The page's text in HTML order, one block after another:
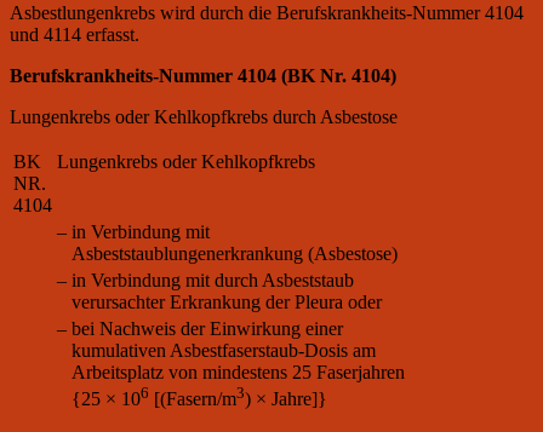
Asbestlungenkrebs wird durch die Berufskrankheits-Nummer 4104
und 4114 erfasst.
Berufskrankheits-Nummer 4104 (BK Nr. 4104)
Lungenkrebs oder Kehlkopfkrebs durch Asbestose
BK
NR.
4104
Lungenkrebs oder Kehlkopfkrebs
– in Verbindung mit
Asbeststaublungenerkrankung (Asbestose)
– in Verbindung mit durch Asbeststaub
verursachter Erkrankung der Pleura oder
– bei Nachweis der Einwirkung einer
kumulativen Asbestfaserstaub-Dosis am
Arbeitsplatz von mindestens 25 Faserjahren
{25 × 106 [(Fasern/m3) × Jahre]}